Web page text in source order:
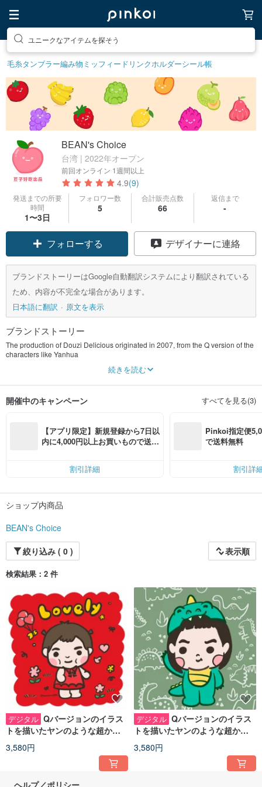
ユニークなアイテムを探そう
毛糸タンブラー編み物 ミッフィー ドリンクホルダーシール帳
BEAN's Choice
台湾 | 2022年オープン
前回オンライン 1週間以上
4.9(9)
発送までの所要
時間
1〜3日
フォロワー数
5
合計販売点数
66
返信まで
-
フォローする デザイナーに連絡
ブランドストーリーはGoogle自動翻訳システムにより翻訳されている
ため、内容が不完全な場合があります。
日本語に翻訳
原文を表示
ブランドストーリー
The production of Douzi Delicious originated in 2007, from the Q version of the
characters like Yanhua
To the cute and lovely annual Spring Festival product design, LOGO drawing is
続きを読む
開催中のキャンペーン すべてを見る(3)
【アプリ限定】新規登録から7日以
内に4,000円以上お買いもので送料
割引詳細
Pinkoi指定便
で送料無料
割引詳
ショップ内商品
BEAN's Choice
絞り込み ( 0 )
表示順
検索結果：2 件
デジタル Qバージョンのイラス
トを描いたヤンのような超かわ
いい子供たち
3,580円
デジタル Qバージョンのイラス
トを描いたヤンのような超かわ
いい子供たち
3,580円
ヘルプ／ポリシー